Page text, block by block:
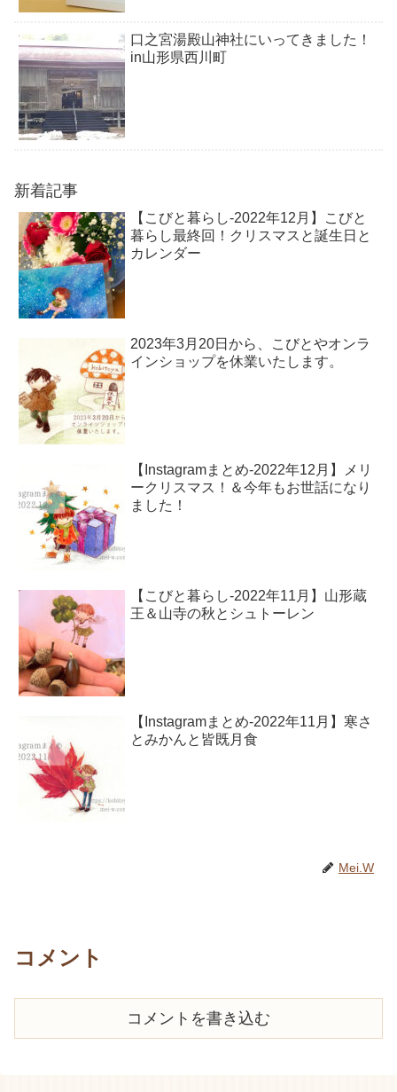
口之宮湯殿山神社にいってきました！
in山形県西川町
新着記事
【こびと暮らし-2022年12月】こびと
暮らし最終回！クリスマスと誕生日と
カレンダー
2023年3月20日から、こびとやオンラ
インショップを休業いたします。
【Instagramまとめ-2022年12月】メリ
ークリスマス！＆今年もお世話になり
ました！
【こびと暮らし-2022年11月】山形蔵
王＆山寺の秋とシュトーレン
【Instagramまとめ-2022年11月】寒さ
とみかんと皆既月食
Mei.W
コメント
コメントを書き込む